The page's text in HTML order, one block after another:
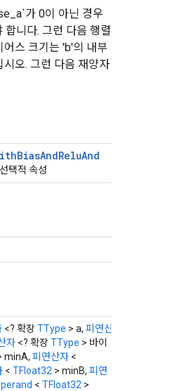
가 0이 아닌 경우
니다. 그런 다음 행렬
스 크기는 'b'의 내부
오. 그런 다음 재양자
BiasAndReluAnd
택적 속성
<? 확장 TType > a, 피연산
자 <? 확장 TType > 바이
minA, 피연산자 <
< TFloat32 > minB, 피연
< TFloat32 >